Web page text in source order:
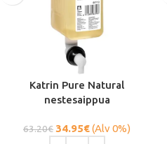
Katrin Pure Natural
nestesaippua
63.20€ 34.95€(Alv 0%)